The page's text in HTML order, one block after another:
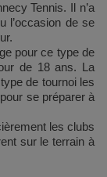
Tennis. Il n’a
l’occasion de se
pour ce type de
de 18 ans. La
de tournoi les
se préparer à
les clubs
sur le terrain à